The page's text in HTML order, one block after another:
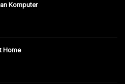
Komputer
Home